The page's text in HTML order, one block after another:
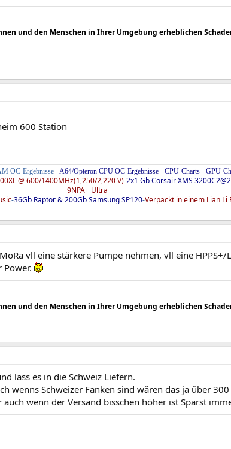
und den Menschen in Ihrer Umgebung erheblichen
600 Station
OC-Ergebnisse-A64/Opteron CPU OC-Ergebnisse- CPU-Charts- GPU-
@ 600/1400MHz(1,250/2,220 V)-2x1 Gb Corsair XMS
9NPA+ Ultra
-36Gb Raptor & 200Gb Samsung SP120-Verpackt in einem Lian Li
vll eine stärkere Pumpe nehmen, vll eine HPPS+/
Power.
und den Menschen in Ihrer Umgebung erheblichen
lass es in die Schweiz Liefern.
wenns Schweizer Fanken sind wären das ja über
wenn der Versand bisschen höher ist Sparst